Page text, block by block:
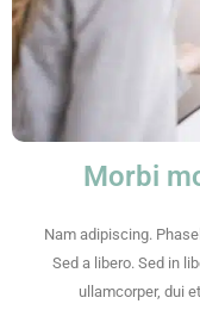
Morbi
Nam adipiscing.
Sed a libero. Sed in
ullamcorper, dui